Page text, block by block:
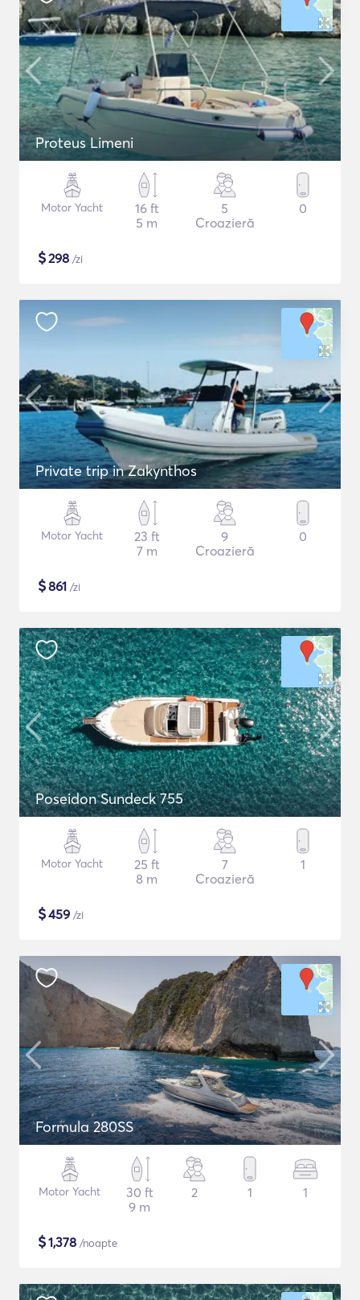
Proteus Limeni
Motor Yacht
16 ft
5 m
5
Croazieră
0
$298 /zi
Private trip in Zakynthos
Motor Yacht
23 ft
7 m
9
Croazieră
0
$861 /zi
Poseidon Sundeck 755
Motor Yacht
25 ft
8 m
7
Croazieră
1
$459 /zi
Formula 280SS
Motor Yacht
30 ft
9 m
2 1 1
$1,378 /noapte